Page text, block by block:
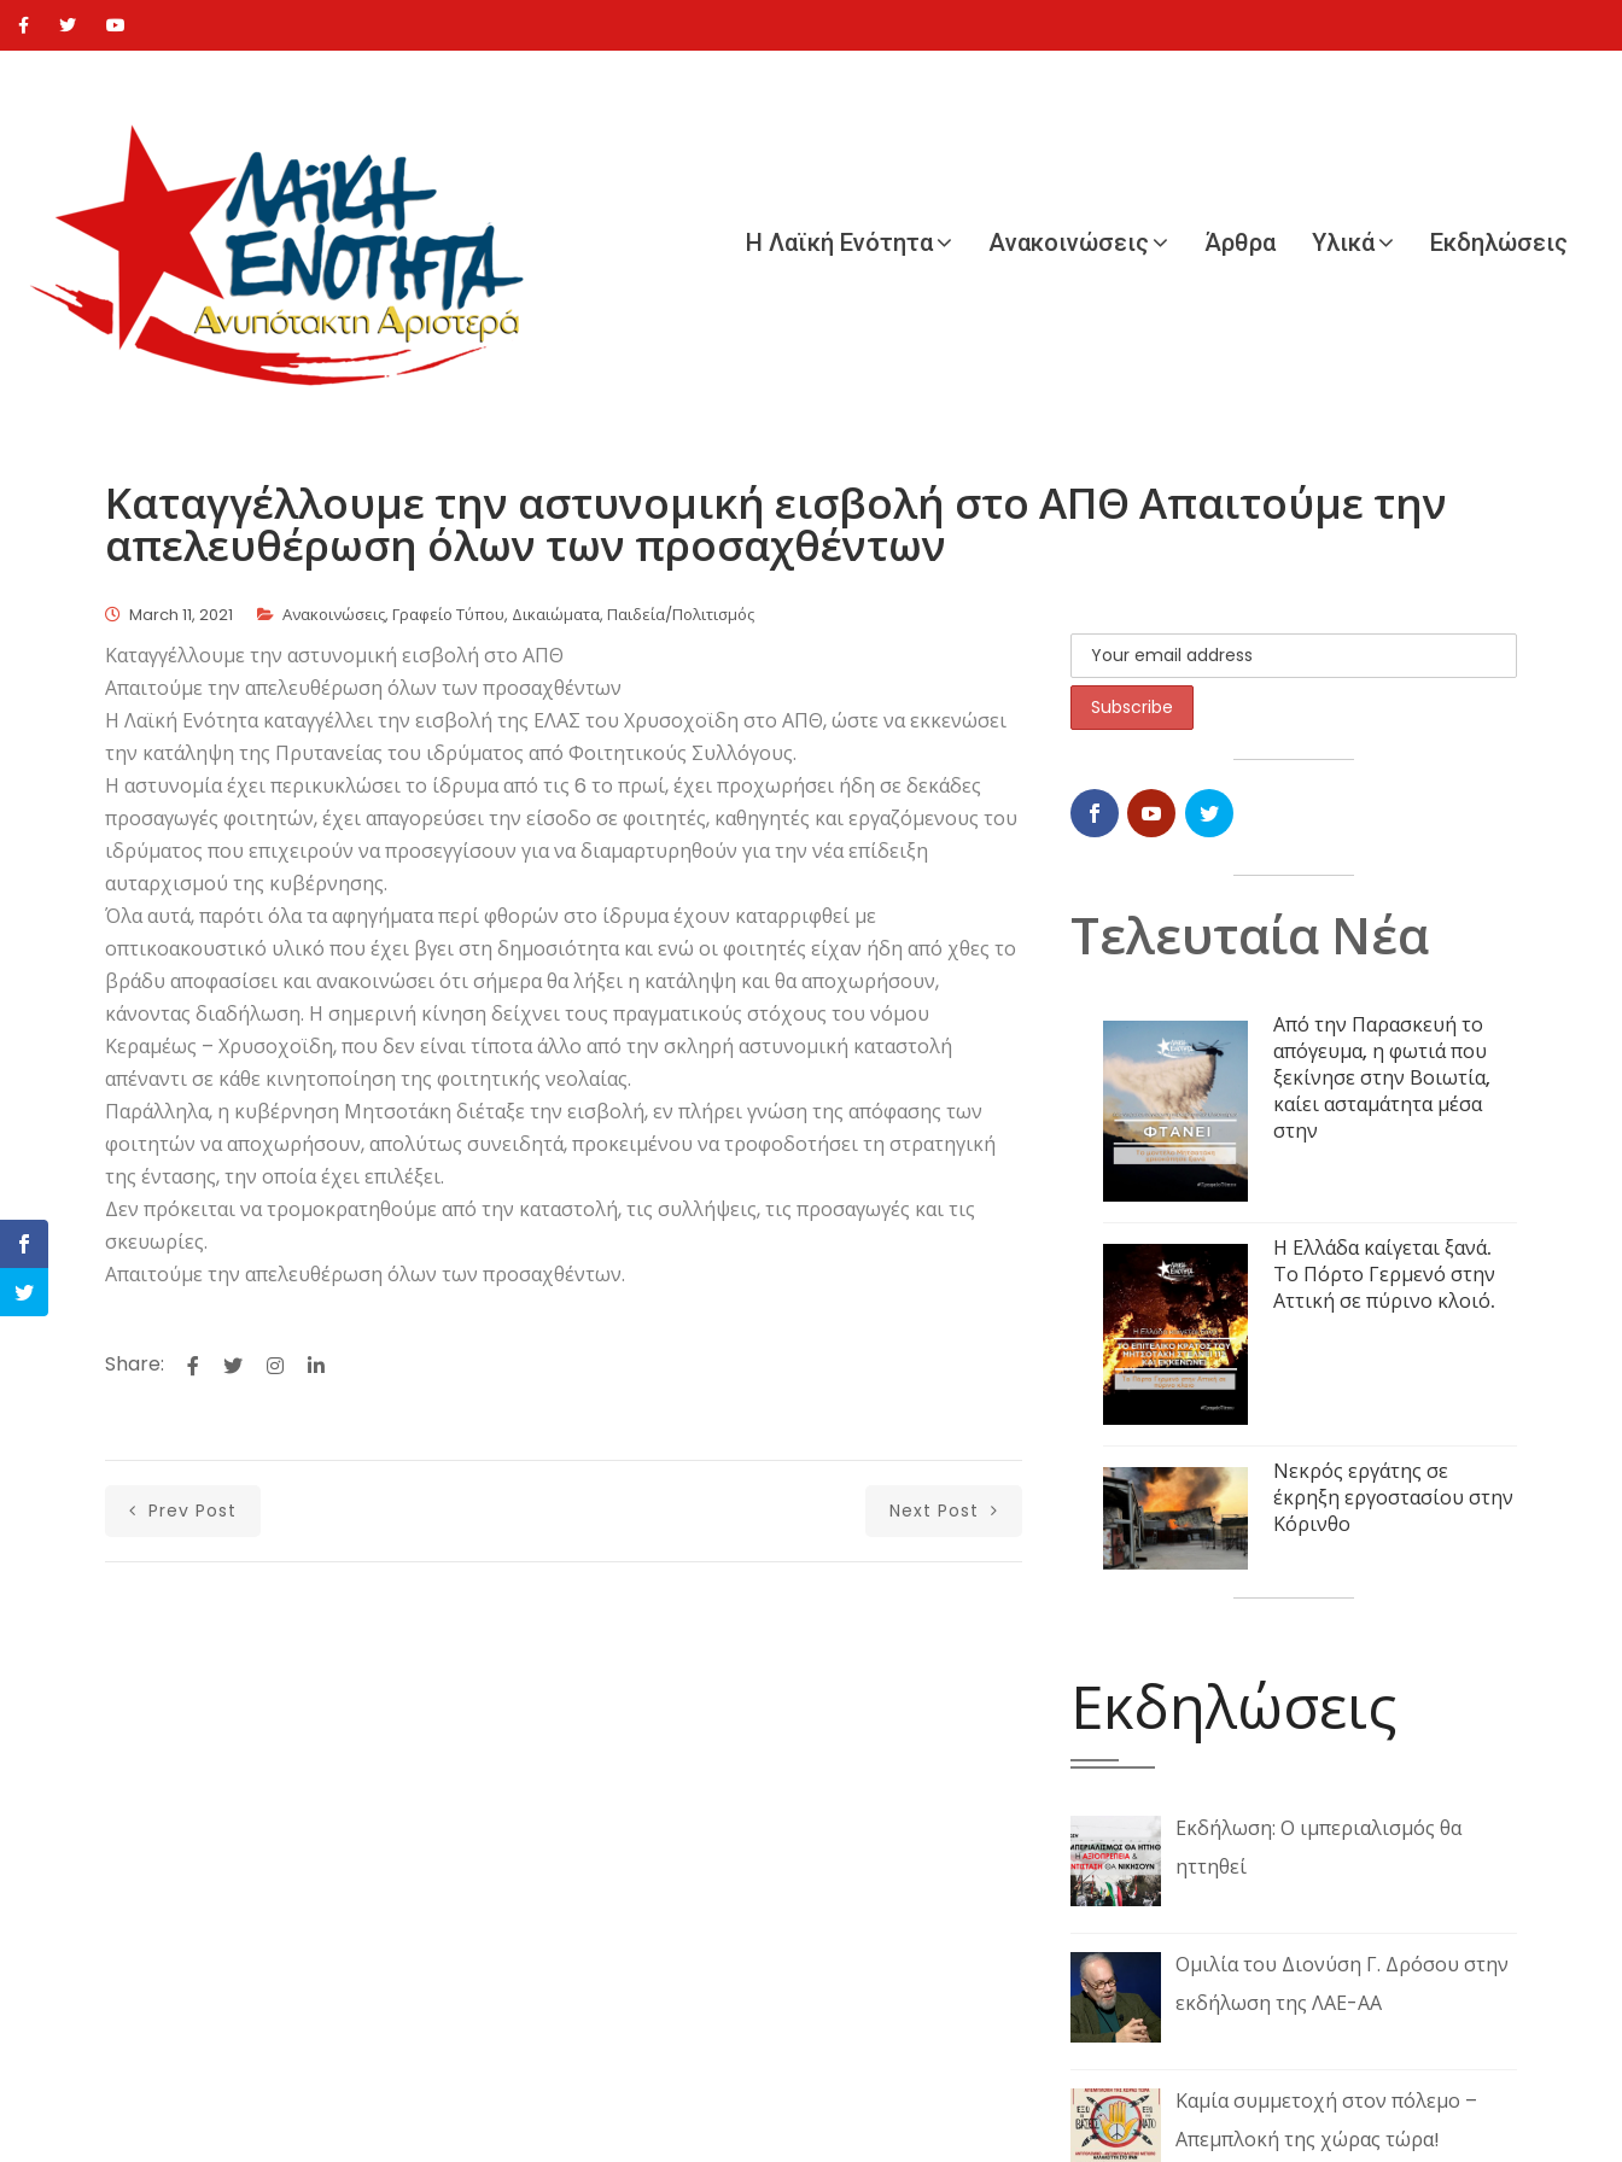
Η Λαϊκή Ενότητα Ανακοινώσεις Άρθρα Υλικά Εκδηλώσεις
Καταγγέλλουμε την αστυνομική εισβολή στο ΑΠΘ Απαιτούμε την
απελευθέρωση όλων των προσαχθέντων
March 11, 2021 Ανακοινώσεις, Γραφείο Τύπου, Δικαιώματα, Παιδεία/Πολιτισμός
Καταγγέλλουμε την αστυνομική εισβολή στο ΑΠΘ
Απαιτούμε την απελευθέρωση όλων των προσαχθέντων
Η Λαϊκή Ενότητα καταγγέλλει την εισβολή της ΕΛΑΣ του Χρυσοχοϊδη στο ΑΠΘ, ώστε να εκκενώσει
την κατάληψη της Πρυτανείας του ιδρύματος από Φοιτητικούς Συλλόγους.
Η αστυνομία έχει περικυκλώσει το ίδρυμα από τις 6 το πρωί, έχει προχωρήσει ήδη σε δεκάδες
προσαγωγές φοιτητών, έχει απαγορεύσει την είσοδο σε φοιτητές, καθηγητές και εργαζόμενους του
ιδρύματος που επιχειρούν να προσεγγίσουν για να διαμαρτυρηθούν για την νέα επίδειξη
αυταρχισμού της κυβέρνησης.
Όλα αυτά, παρότι όλα τα αφηγήματα περί φθορών στο ίδρυμα έχουν καταρριφθεί με
οπτικοακουστικό υλικό που έχει βγει στη δημοσιότητα και ενώ οι φοιτητές είχαν ήδη από χθες το
βράδυ αποφασίσει και ανακοινώσει ότι σήμερα θα λήξει η κατάληψη και θα αποχωρήσουν,
κάνοντας διαδήλωση. Η σημερινή κίνηση δείχνει τους πραγματικούς στόχους του νόμου
Κεραμέως – Χρυσοχοϊδη, που δεν είναι τίποτα άλλο από την σκληρή αστυνομική καταστολή
απέναντι σε κάθε κινητοποίηση της φοιτητικής νεολαίας.
Παράλληλα, η κυβέρνηση Μητσοτάκη διέταξε την εισβολή, εν πλήρει γνώση της απόφασης των
φοιτητών να αποχωρήσουν, απολύτως συνειδητά, προκειμένου να τροφοδοτήσει τη στρατηγική
της έντασης, την οποία έχει επιλέξει.
Δεν πρόκειται να τρομοκρατηθούμε από την καταστολή, τις συλλήψεις, τις προσαγωγές και τις
σκευωρίες.
Απαιτούμε την απελευθέρωση όλων των προσαχθέντων.
Share:
Prev Post Next Post
Τελευταία Νέα
Από την Παρασκευή το
απόγευμα, η φωτιά που
ξεκίνησε στην Βοιωτία,
καίει ασταμάτητα μέσα
στην
Η Ελλάδα καίγεται ξανά.
Το Πόρτο Γερμενό στην
Αττική σε πύρινο κλοιό.
Νεκρός εργάτης σε
έκρηξη εργοστασίου στην
Κόρινθο
Εκδηλώσεις
Εκδήλωση: Ο ιμπεριαλισμός θα
ηττηθεί
Ομιλία του Διονύση Γ. Δρόσου στην
εκδήλωση της ΛΑΕ-ΑΑ
Καμία συμμετοχή στον πόλεμο –
Απεμπλοκή της χώρας τώρα!